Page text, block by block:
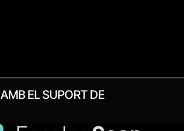
AMB EL SUPORT DE